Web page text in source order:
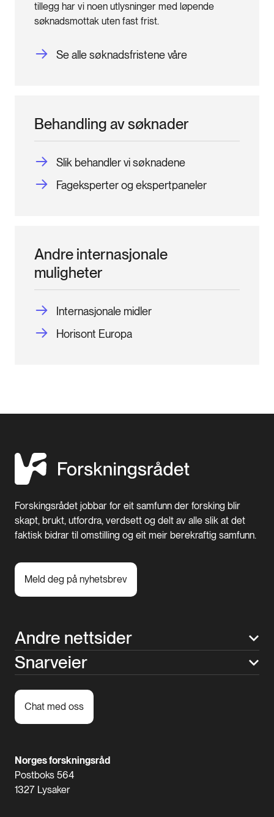
tillegg har vi noen utlysninger med løpende
søknadsmottak uten fast frist.
Se alle søknadsfristene våre
Behandling av søknader
Slik behandler vi søknadene
Fageksperter og ekspertpaneler
Andre internasjonale
muligheter
Internasjonale midler
Horisont Europa
Forskingsrådet jobbar for eit samfunn der forsking blir
skapt, brukt, utfordra, verdsett og delt av alle slik at det
faktisk bidrar til omstilling og eit meir berekraftig samfunn.
Meld deg på nyhetsbrev
Andre nettsider
Snarveier
Chat med oss
Norges forskningsråd
Postboks 564
1327 Lysaker